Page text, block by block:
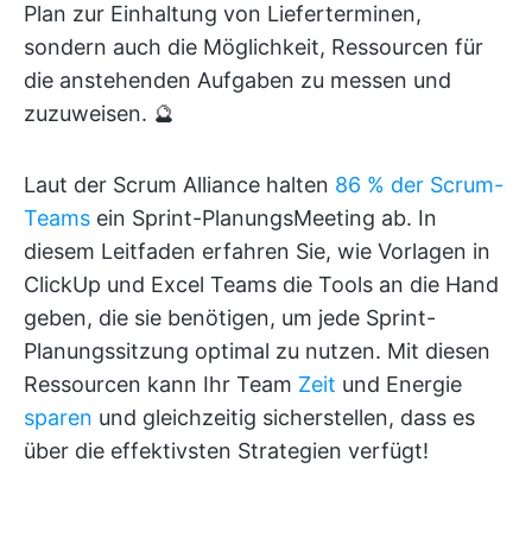
Plan zur Einhaltung von Lieferterminen,
sondern auch die Möglichkeit, Ressourcen für
die anstehenden Aufgaben zu messen und
zuzuweisen. 🔮
Laut der Scrum Alliance halten 86 % der Scrum-
Teams ein Sprint-PlanungsMeeting ab. In
diesem Leitfaden erfahren Sie, wie Vorlagen in
ClickUp und Excel Teams die Tools an die Hand
geben, die sie benötigen, um jede Sprint-
Planungssitzung optimal zu nutzen. Mit diesen
Ressourcen kann Ihr Team Zeit und Energie
sparen und gleichzeitig sicherstellen, dass es
über die effektivsten Strategien verfügt!